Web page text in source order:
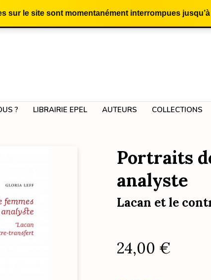
sur le site sont momentanément interrompues
? LIBRAIRIE EPEL AUTEURS COLLECTIONS
Portraits
analyste
Lacan et le
24,00 €